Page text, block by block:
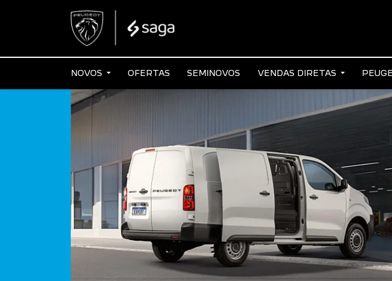
NOVOS OFERTAS SEMINOVOS VENDAS DIRETAS